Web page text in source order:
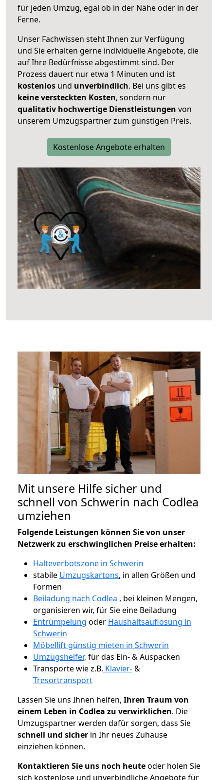
für jeden Umzug, egal ob in der Nähe oder in der
Ferne.
Unser Fachwissen steht Ihnen zur Verfügung
und Sie erhalten gerne individuelle Angebote, die
auf Ihre Bedürfnisse abgestimmt sind. Der
Prozess dauert nur etwa 1 Minuten und ist
kostenlos und unverbindlich. Bei uns gibt es
keine versteckten Kosten, sondern nur
qualitativ hochwertige Dienstleistungen von
unserem Umzugspartner zum günstigen Preis.
Kostenlose Angebote erhalten
Mit unsere Hilfe sicher und
schnell von Schwerin nach Codlea
umziehen
Folgende Leistungen können Sie von unser
Netzwerk zu erschwinglichen Preise erhalten:
Halteverbotszone in Schwerin
stabile Umzugskartons, in allen Größen und
Formen
Beiladung nach Codlea , bei kleinen Mengen,
organisieren wir, für Sie eine Beiladung
Entrümpelung oder Haushaltsauflösung in
Schwerin
Möbellift günstig mieten in Schwerin
Umzugshelfer, für das Ein- & Auspacken
Transporte wie z.B. Klavier-&
Tresortransport
Lassen Sie uns Ihnen helfen, Ihren Traum von
einem Leben in Codlea zu verwirklichen. Die
Umzugspartner werden dafür sorgen, dass Sie
schnell und sicher in Ihr neues Zuhause
einziehen können.
Kontaktieren Sie uns noch heuteoder holen Sie
sich kostenlose und unverbindliche Angebote für